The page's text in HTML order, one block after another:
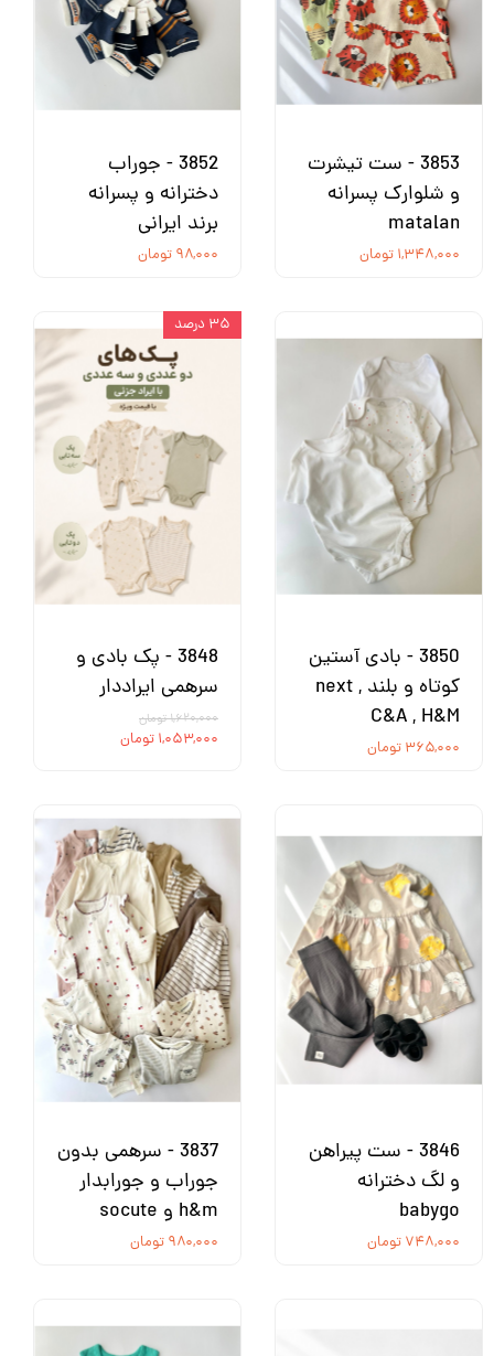
3853 - ست تیشرت
و شلوارک پسرانه
matalan
۱,۳۴۸,۰۰۰ تومان
3852 - جوراب
دخترانه و پسرانه
برند ایرانی
۹۸,۰۰۰ تومان
3850 - بادی آستین
کوتاه و بلند next ,
C&A , H&M
۳۶۵,۰۰۰ تومان
3848 - پک بادی و
سرهمی ایراددار
۱,۶۲۰,۰۰۰ تومان
۱,۰۵۳,۰۰۰ تومان
۳۵ درصد
3846 - ست پیراهن
و لگ دخترانه
babygo
۷۴۸,۰۰۰ تومان
3837 - سرهمی بدون
جوراب و جورابدار
h&m و socute
۹۸۰,۰۰۰ تومان